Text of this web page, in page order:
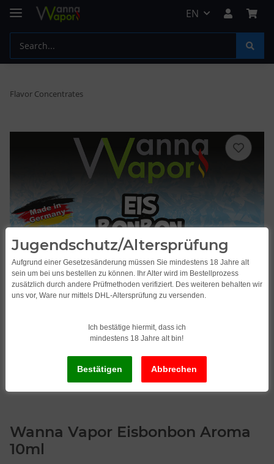
EN
Flavor Concentrates
Wanna Vapor Eisbonbon Aroma
10ml
Jugendschutz/Altersprüfung
Aufgrund einer Gesetzesänderung müssen Sie mindestens 18 Jahre alt
sein um bei uns bestellen zu können. Ihr Alter wird im Bestellprozess
zusätzlich durch andere Prüfmethoden verifiziert. Des weiteren behalten wir
uns vor, Ware nur mittels DHL-Altersprüfung zu versenden.
Ich bestätige hiermit, dass ich
mindestens 18 Jahre alt bin!